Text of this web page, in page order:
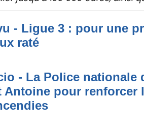
- Ligue 3 : pour une
raté
- La Police nationale
Antoine pour renforcer